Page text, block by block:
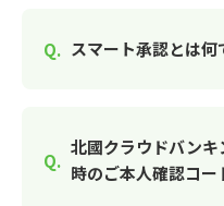
スマート承認とは何
北國クラウドバン
時のご本人確認コ